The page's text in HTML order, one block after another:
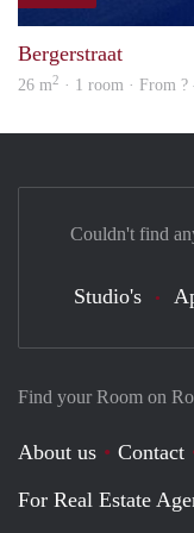
Bergerstraat
26 m2 · 1 room · From
Find your Room on
About us Contact
For Real Estate
Couldn't find
Studio's